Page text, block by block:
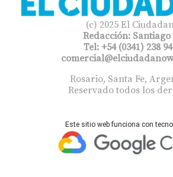
(c) 2025 El
Redacción: Santiago
Tel: +54 (0341) 238
Rosario, Santa Fe,
Reservado todos los
Este sitio web funciona con